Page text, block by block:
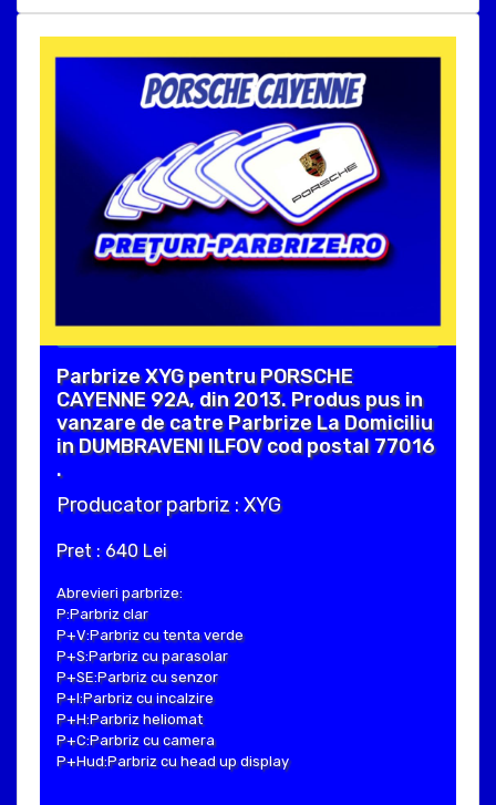
Parbrize XYG pentru PORSCHE
CAYENNE 92A, din 2013. Produs pus in
vanzare de catre Parbrize La Domiciliu
in DUMBRAVENI ILFOV cod postal 77016
.
Producator parbriz : XYG
Pret : 640 Lei
Abrevieri parbrize:
P:Parbriz clar
P+V:Parbriz cu tenta verde
P+S:Parbriz cu parasolar
P+SE:Parbriz cu senzor
P+I:Parbriz cu incalzire
P+H:Parbriz heliomat
P+C:Parbriz cu camera
P+Hud:Parbriz cu head up display